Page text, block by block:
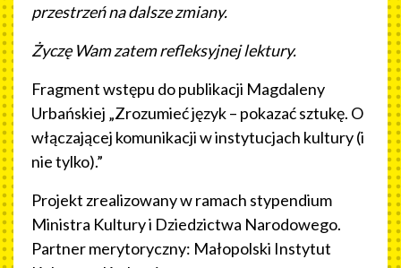
przestrzeń na dalsze zmiany.
Życzę Wam zatem refleksyjnej lektury.
Fragment wstępu do publikacji Magdaleny
Urbańskiej „Zrozumieć język – pokazać sztukę. O
włączającej komunikacji w instytucjach kultury (i
nie tylko).”
Projekt zrealizowany w ramach stypendium
Ministra Kultury i Dziedzictwa Narodowego.
Partner merytoryczny: Małopolski Instytut